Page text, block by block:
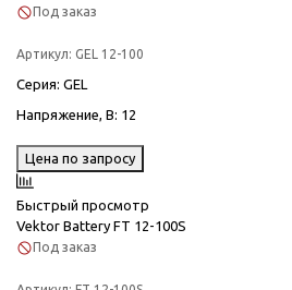
Под заказ
Артикул: GEL 12-100
Серия: GEL
Напряжение, В: 12
Цена по запросу
Быстрый просмотр
Vektor Battery FT 12-100S
Под заказ